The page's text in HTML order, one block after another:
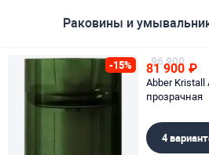
Раковины и
-15% 96 900
81 900 ₽
Abber Kristall
прозрачная
4